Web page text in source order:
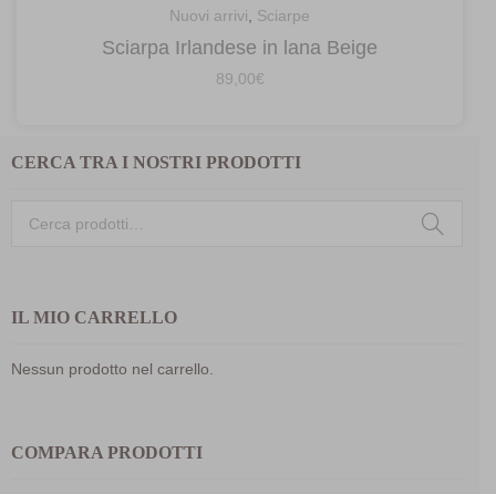
Nuovi arrivi, Sciarpe
Sciarpa Irlandese in lana Beige
89,00€
CERCA TRA I NOSTRI PRODOTTI
IL MIO CARRELLO
Nessun prodotto nel carrello.
COMPARA PRODOTTI